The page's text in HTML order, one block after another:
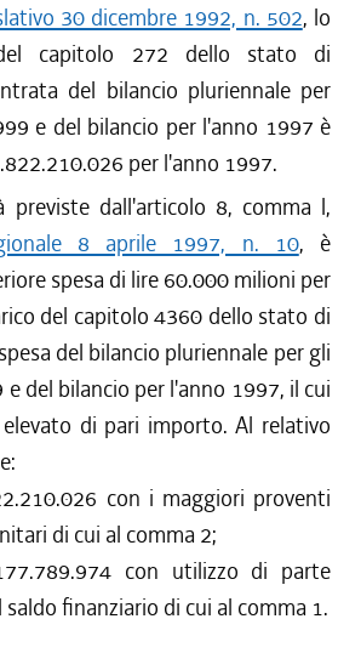
30 dicembre 1992, n. 502, lo
capitolo 272 dello stato di
del bilancio pluriennale per
e del bilancio per l'anno 1997 è
per l'anno 1997.
previste dall'articolo 8, comma l,
8 aprile 1997, n. 10, è
spesa di lire 60.000 milioni per
del capitolo 4360 dello stato di
del bilancio pluriennale per gli
del bilancio per l'anno 1997, il cui
di pari importo. Al relativo
con i maggiori proventi
di cui al comma 2;
con utilizzo di parte
finanziario di cui al comma 1.